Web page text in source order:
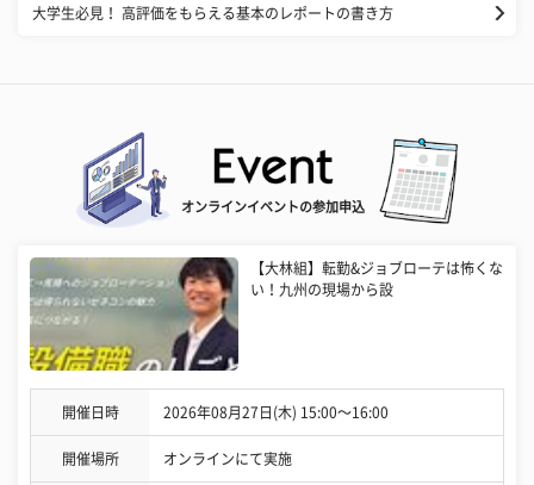
大学生必見！ 高評価をもらえる基本のレポートの書き方
オンラインイベントの参加申込
【大林組】転勤&ジョブローテは怖くな
い！九州の現場から設
開催日時 2026年08月27日(木) 15:00〜16:00
開催場所 オンラインにて実施